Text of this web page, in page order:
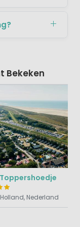
Bekeken
Toppershoedje
Nederland